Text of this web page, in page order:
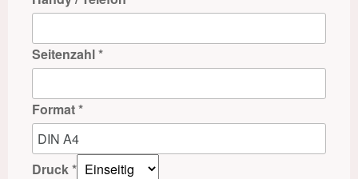
Seitenzahl*
Format*
Druck*